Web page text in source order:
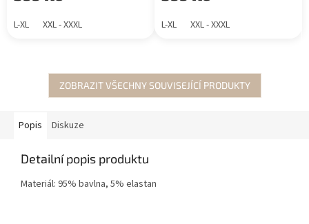
L-XL XXL - XXXL L-XL XXL - XXXL
ZOBRAZIT VŠECHNY SOUVISEJÍCÍ PRODUKTY
Popis Diskuze
Detailní popis produktu
Materiál: 95% bavlna, 5% elastan